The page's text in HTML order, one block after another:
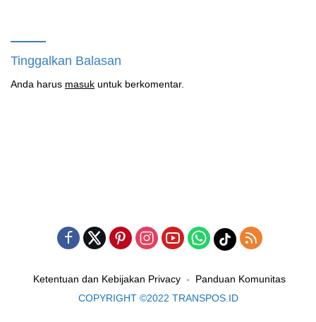
Tinggalkan Balasan
Anda harus masuk untuk berkomentar.
Ketentuan dan Kebijakan Privacy
Panduan Komunitas
COPYRIGHT ©2022 TRANSPOS.ID